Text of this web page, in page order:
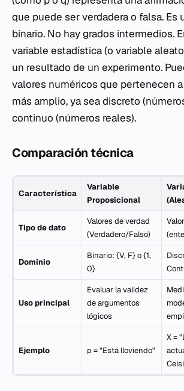
que puede ser verdadera o falsa. Es
binario. No hay grados intermedios.
variable estadística (o variable
un resultado de un experimento.
valores numéricos que pertenecen
más amplio, ya sea discreto
continuo (números reales).
Comparación técnica
Característica
Variable
Proposicional
Tipo de dato
Valores de verdad
(Verdadero/Falso)
Dominio
Binario: {V, F} o {1,
0}
Uso principal
Evaluar la validez
de argumentos
lógicos
Ejemplo p= "Está lloviendo"
X=